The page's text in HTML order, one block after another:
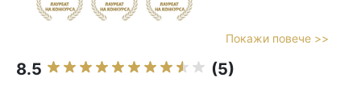
Покажи повече >>
8.5 (5)